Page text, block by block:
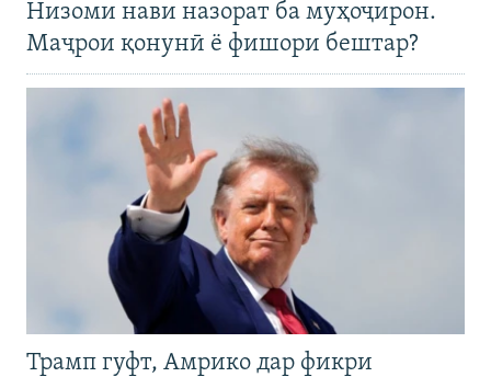
Низоми нави назорат ба муҳоҷирон.
Маҷрои қонунӣ ё фишори бештар?
Трамп гуфт, Амрико дар фикри